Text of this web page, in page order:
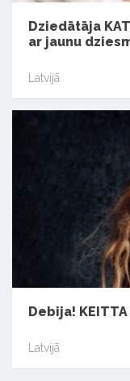
Dziedātāja
ar jaunu
Latvijā
Debija!
Latvijā